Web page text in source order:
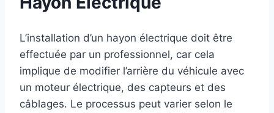
L’installation d’un hayon électrique doit être
effectuée par un professionnel, car cela
implique de modifier l’arrière du véhicule avec
un moteur électrique, des capteurs et des
câblages. Le processus peut varier selon le